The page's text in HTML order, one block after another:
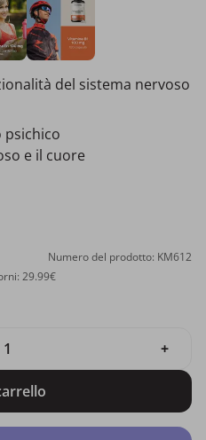
del sistema nervoso
e il cuore
Numero del prodotto: KM612
29.99€
+